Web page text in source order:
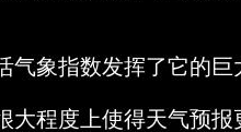
气象指数发挥了它的巨
大程度上使得天气预报